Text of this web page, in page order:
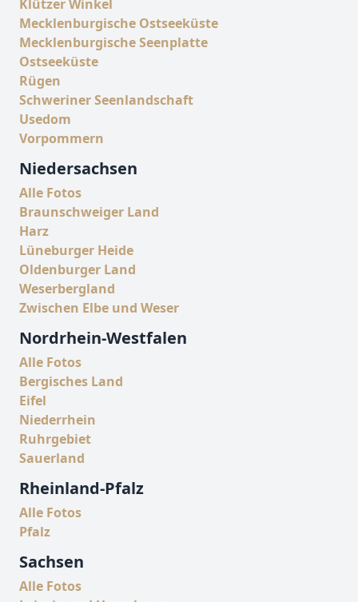
Klützer Winkel
Mecklenburgische Ostseeküste
Mecklenburgische Seenplatte
Ostseeküste
Rügen
Schweriner Seenlandschaft
Usedom
Vorpommern
Niedersachsen
Alle Fotos
Braunschweiger Land
Harz
Lüneburger Heide
Oldenburger Land
Weserbergland
Zwischen Elbe und Weser
Nordrhein-Westfalen
Alle Fotos
Bergisches Land
Eifel
Niederrhein
Ruhrgebiet
Sauerland
Rheinland-Pfalz
Alle Fotos
Pfalz
Sachsen
Alle Fotos